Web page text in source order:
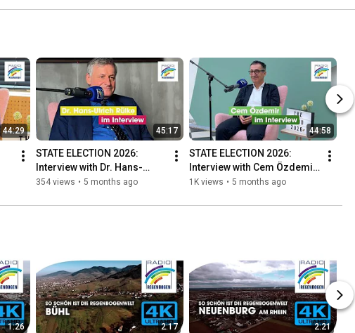
44:29 45:17
STATE ELECTION 2026:
Interview with Dr. Hans-
Ulrich Rülke (FDP)
354 views • 5 months ago
44:58
STATE ELECTION 2026:
Interview with Cem Özdemir
(Greens)
1K views • 5 months ago
1:26 2:17 2:21